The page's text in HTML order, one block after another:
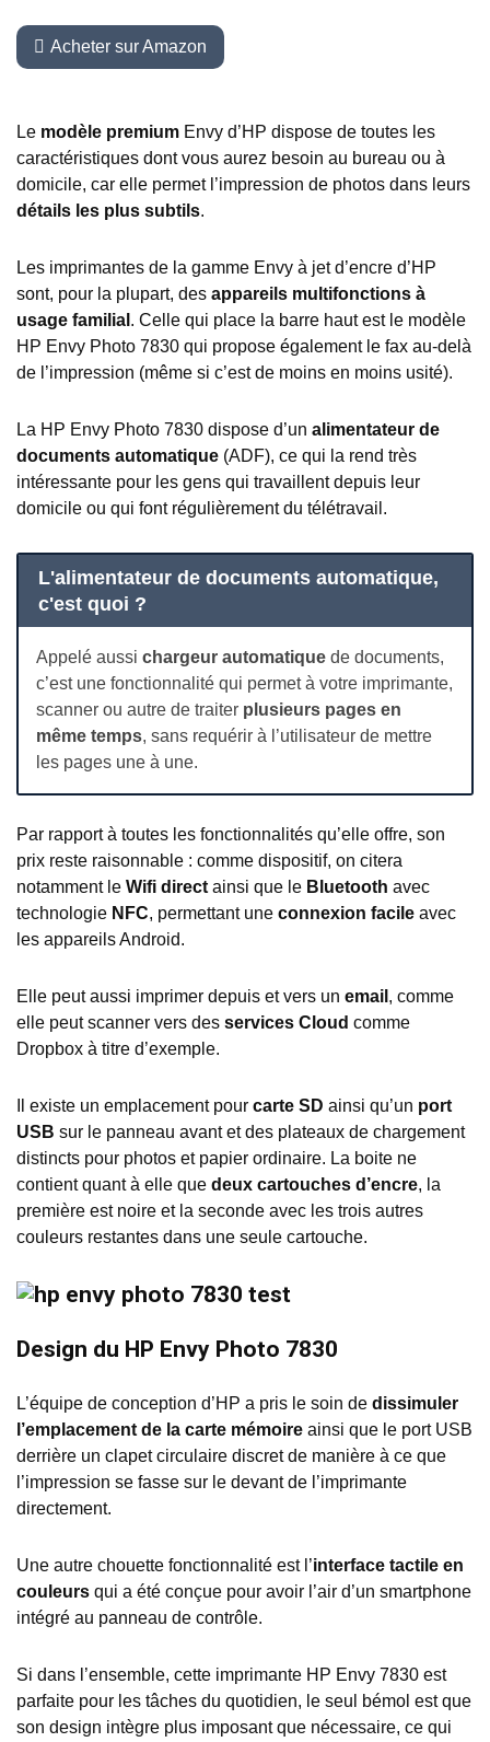
Acheter sur Amazon
Le modèle premium Envy d’HP dispose de toutes les
caractéristiques dont vous aurez besoin au bureau ou à
domicile, car elle permet l’impression de photos dans leurs
détails les plus subtils.
Les imprimantes de la gamme Envy à jet d’encre d’HP
sont, pour la plupart, des appareils multifonctions à
usage familial . Celle qui place la barre haut est le modèle
HP Envy Photo 7830 qui propose également le fax au-delà
de l’impression (même si c’est de moins en moins usité).
La HP Envy Photo 7830 dispose d’un alimentateur de
documents automatique (ADF), ce qui la rend très
intéressante pour les gens qui travaillent depuis leur
domicile ou qui font régulièrement du télétravail.
L'alimentateur de documents automatique,
c'est quoi ?
Appelé aussi chargeur automatique de documents,
c’est une fonctionnalité qui permet à votre imprimante,
scanner ou autre de traiter plusieurs pages en
même temps, sans requérir à l’utilisateur de mettre
les pages une à une.
Par rapport à toutes les fonctionnalités qu’elle offre, son
prix reste raisonnable : comme dispositif, on citera
notamment le Wifi direct ainsi que le Bluetooth avec
technologie NFC, permettant une connexion facile avec
les appareils Android.
Elle peut aussi imprimer depuis et vers un email , comme
elle peut scanner vers des services Cloud comme
Dropbox à titre d’exemple.
Il existe un emplacement pour carte SD ainsi qu’un port
USB sur le panneau avant et des plateaux de chargement
distincts pour photos et papier ordinaire. La boite ne
contient quant à elle que deux cartouches d’encre, la
première est noire et la seconde avec les trois autres
couleurs restantes dans une seule cartouche.
Design du HP Envy Photo 7830
L’équipe de conception d’HP a pris le soin de dissimuler
l’emplacement de la carte mémoire ainsi que le port USB
derrière un clapet circulaire discret de manière à ce que
l’impression se fasse sur le devant de l’imprimante
directement.
Une autre chouette fonctionnalité est l’interface tactile en
couleurs qui a été conçue pour avoir l’air d’un smartphone
intégré au panneau de contrôle.
Si dans l’ensemble, cette imprimante HP Envy 7830 est
parfaite pour les tâches du quotidien, le seul bémol est que
son design intègre plus imposant que nécessaire, ce qui